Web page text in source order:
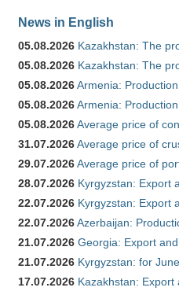
News in English
05.08.2026 Kazakhstan: The
05.08.2026 Kazakhstan: The
05.08.2026Armenia:
05.08.2026Armenia:
05.08.2026Average price of
31.07.2026Average price of
29.07.2026Average price of
28.07.2026 Kyrgyzstan: Export
22.07.2026 Kyrgyzstan: Export
22.07.2026Azerbaijan:
21.07.2026 Georgia: Export
21.07.2026 Kyrgyzstan: for
17.07.2026 Kazakhstan: